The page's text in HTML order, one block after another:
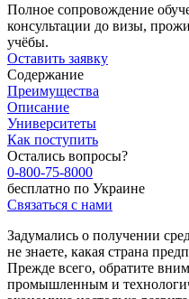
Полное сопровождение
консультации до визы,
учёбы.
Оставить заявку
Содержание
Преимущества
Описание
Университеты
Как поступить
Остались вопросы?
0-800-75-8000
бесплатно по Украине
Связаться с нами
Задумались о получении
не знаете, какая страна
Прежде всего, обратите
промышленным и